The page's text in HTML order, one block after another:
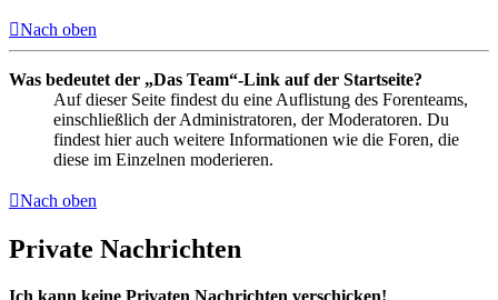
Nach oben
Was bedeutet der „Das Team“-Link auf der Startseite?
Auf dieser Seite findest du eine Auflistung des Forenteams,
einschließlich der Administratoren, der Moderatoren. Du
findest hier auch weitere Informationen wie die Foren, die
diese im Einzelnen moderieren.
Nach oben
Private Nachrichten